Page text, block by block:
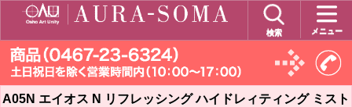
検索 メニュー
A05N エイオス N リフレッシング ハイドレィティング ミスト